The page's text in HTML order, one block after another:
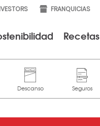
FRANQUICIAS
Recetas